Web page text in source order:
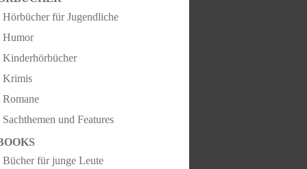
Hörbücher für Jugendliche
Humor
Kinderhörbücher
Krimis
Romane
Sachthemen und Features
Bücher für junge Leute